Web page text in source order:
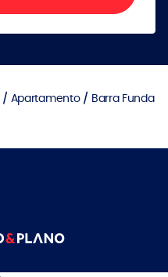
Apartamento
Barra Funda